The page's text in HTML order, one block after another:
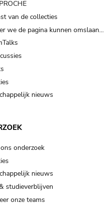
van de collecties
we de pagina kunnen omslaan…
nieuws
onderzoek
nieuws
studieverblijven
onze teams